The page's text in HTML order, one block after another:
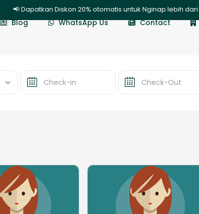
📢 Dapatkan Diskon 20% otomatis untuk Nginap lebih dari
Blog WhatsApp Us Contact